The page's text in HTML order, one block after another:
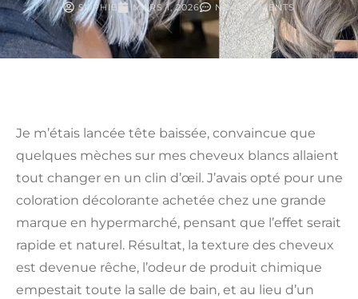
SOPHIE MARS 1, 2026 NO COMMENTS
Je m’étais lancée tête baissée, convaincue que
quelques mèches sur mes cheveux blancs allaient
tout changer en un clin d’œil. J’avais opté pour une
coloration décolorante achetée chez une grande
marque en hypermarché, pensant que l’effet serait
rapide et naturel. Résultat, la texture des cheveux
est devenue rêche, l’odeur de produit chimique
empestait toute la salle de bain, et au lieu d’un